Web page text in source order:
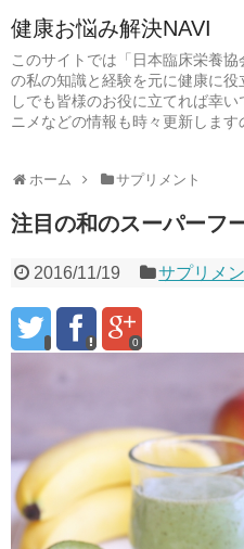
健康お悩み解決NAVI
このサイトでは「日本臨床栄養協
の私の知識と経験を元に健康に
しでも皆様のお役に立てれば幸
ニメなどの情報も時々更新します
ホーム サプリメント
注目の和のスーパーフ
2016/11/19 サプリメ
0